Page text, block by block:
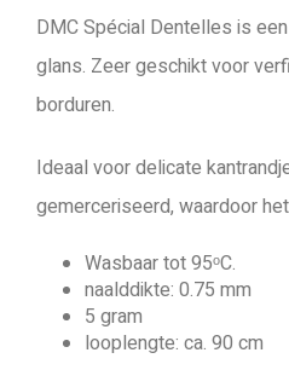
DMC Spécial Dentelles is
glans. Zeer geschikt voor
borduren.
Ideaal voor delicate
gemerceriseerd, waardoor
Wasbaar tot 95ᵒC.
naalddikte: 0.75 mm
5 gram
looplengte: ca. 90 cm